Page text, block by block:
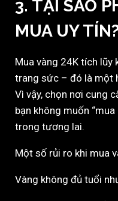
3. TẠI SAO
MUA UY
Mua vàng 24K tích
trang sức – đó là một
Vì vậy, chọn nơi cung
bạn không muốn
trong tương lai.
Một số rủi ro khi mua
Vàng không đủ tuổi